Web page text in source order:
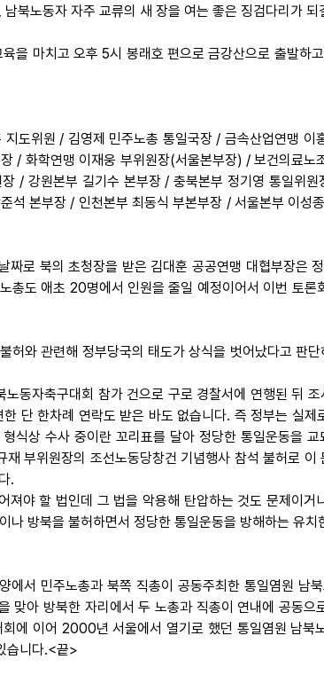
북노동자 자주 교류의 새 장을 여는 좋은 징검다리가 되
을 마치고 오후 5시 봉래호 편으로 금강산으로 출발하
도위원 / 김영제 민주노총 통일국장 / 금속산업연맹 이
/ 화학연맹 이재웅 부위원장(서울본부장) / 보건의료노
/ 강원본부 길기수 본부장 / 충북본부 정기영 통일위
석 본부장 / 인천본부 최동식 부본부장 / 서울본부 이성
로 북의 초청장을 받은 김대훈 공공연맹 대협부장은
총도 애초 20명에서 인원을 줄일 예정이어서 이번 토
허와 관련해 정부당국의 태도가 상식을 벗어났다고 판
동자축구대회 참가 건으로 구로 경찰서에 연행된 뒤
단 한차례 연락도 받은 바도 없습니다. 즉 정부는 실제
식상 수사 중이란 꼬리표를 달아 정당한 통일운동을
부위원장의 조선노동당창건 기념행사 참석 불허로 이
.
져야 할 법인데 그 법을 악용해 탄압하는 것도 문제이거
나 방북을 불허하면서 정당한 통일운동을 방해하는 유
서 민주노총과 북쪽 직총이 공동주최한 통일염원 남
맞아 방북한 자리에서 두 노총과 직총이 연내에 공동으
에 이어 2000년 서울에서 열기로 했던 통일염원 남북
습니다.<끝>